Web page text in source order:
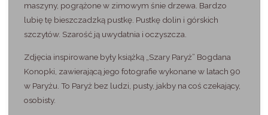
maszyny, pogrążone w zimowym śnie drzewa. Bardzo
lubię tę bieszczadzką pustkę. Pustkę dolin i górskich
szczytów. Szarość ją uwydatnia i oczyszcza.
Zdjęcia inspirowane były książką „Szary Paryż” Bogdana
Konopki, zawierającą jego fotografie wykonane w latach 90
w Paryżu. To Paryż bez ludzi, pusty, jakby na coś czekający,
osobisty.